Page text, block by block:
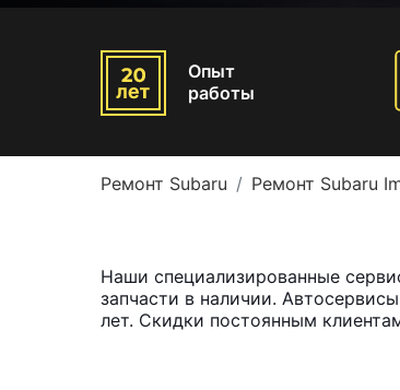
Опыт
работы
Ремонт Subaru Ремонт Subaru
Наши специализированные
запчасти в наличии.
лет. Скидки постоянным